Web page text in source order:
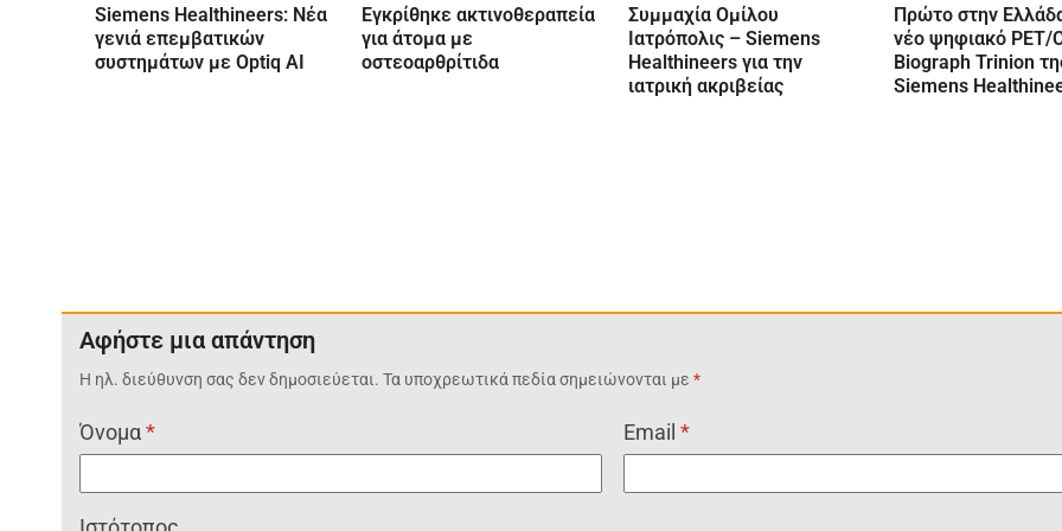
Siemens Healthineers: Νέα
γενιά επεμβατικών
συστημάτων με Optiq AI
Εγκρίθηκε ακτινοθεραπεία
για άτομα με
οστεοαρθρίτιδα
Συμμαχία Ομίλου
Ιατρόπολις – Siemens
Healthineers για την
ιατρική ακριβείας
Πρώτο στην
νέο ψηφιακό PET/
Biograph Trinion
Siemens
Αφήστε μια απάντηση
Η ηλ. διεύθυνση σας δεν δημοσιεύεται. Τα υποχρεωτικά πεδία σημειώνονται με*
Όνομα* Email*